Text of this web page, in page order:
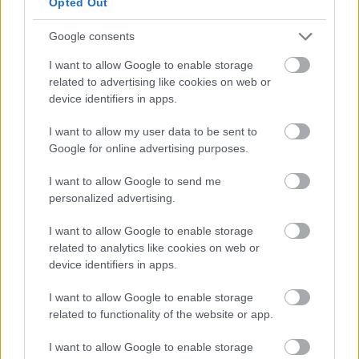
Google consents
I want to allow Google to enable storage
related to advertising like cookies on web or
device identifiers in apps.
I want to allow my user data to be sent to
Google for online advertising purposes.
I want to allow Google to send me
personalized advertising.
I want to allow Google to enable storage
related to analytics like cookies on web or
device identifiers in apps.
I want to allow Google to enable storage
related to functionality of the website or app.
I want to allow Google to enable storage
Δεν πρόκειται για μεμονωμένες εφαρμογές
Τεχνητής Νοημοσύνης, αλλά για μια δομική
αναδιάρθρωση του τρόπου με τον οποίο